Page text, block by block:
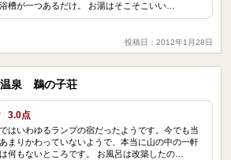
槽が一つあるだけ。 お湯はそこそこいい…
投稿日：2012年1月28日
温泉 鵜の子荘
3.0点
はいわゆるランプの宿だったようです。今でも当
まりかわっていないようで、本当に山の中の一軒
何もないところです。 お風呂は改築したの…